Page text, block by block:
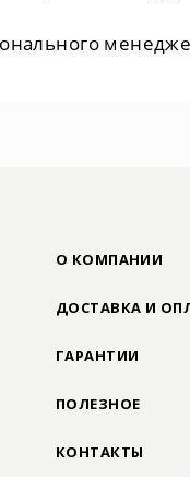
О КОМПАНИИ
ДОСТАВКА И
ГАРАНТИИ
ПОЛЕЗНОЕ
КОНТАКТЫ